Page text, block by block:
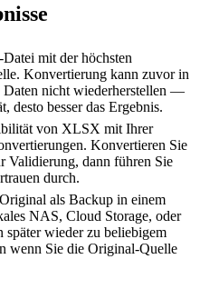
mit der höchsten
Konvertierung kann zuvor in
nicht wiederherstellen —
desto besser das Ergebnis.
von XLSX mit Ihrer
Konvertieren Sie
Validierung, dann führen Sie
durch.
als Backup in einem
NAS, Cloud Storage, oder
wieder zu beliebigem
wenn Sie die Original-Quelle